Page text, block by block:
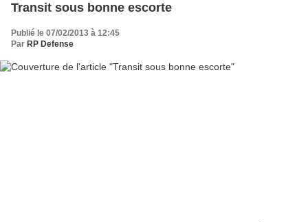
Transit sous bonne escorte
Publié le 07/02/2013 à 12:45
Par RP Defense